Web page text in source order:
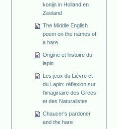
konijn in Holland en
Zeeland
The Middle English
poem on the names of
a hare
Origine et histoire du
lapin
Les jeux du Lièvre et
du Lapin: réflexion sur
l'imaginaire des Grecs
et des Naturalistes
Chaucer's pardoner
and the hare